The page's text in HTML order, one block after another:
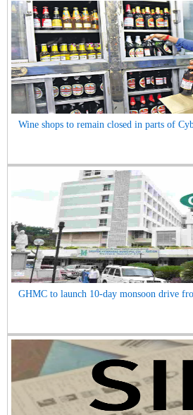
Wine shops to remain closed in parts of
GHMC to launch 10-day monsoon drive